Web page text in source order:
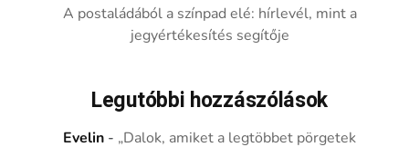
A postaládából a színpad elé: hírlevél, mint a
jegyértékesítés segítője
Legutóbbi hozzászólások
Evelin - „Dalok, amiket a legtöbbet pörgetek